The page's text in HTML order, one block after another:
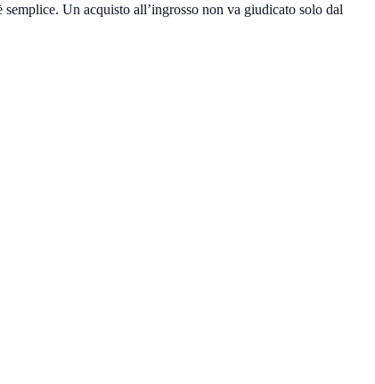
Un acquisto all’ingrosso non va giudicato solo dal